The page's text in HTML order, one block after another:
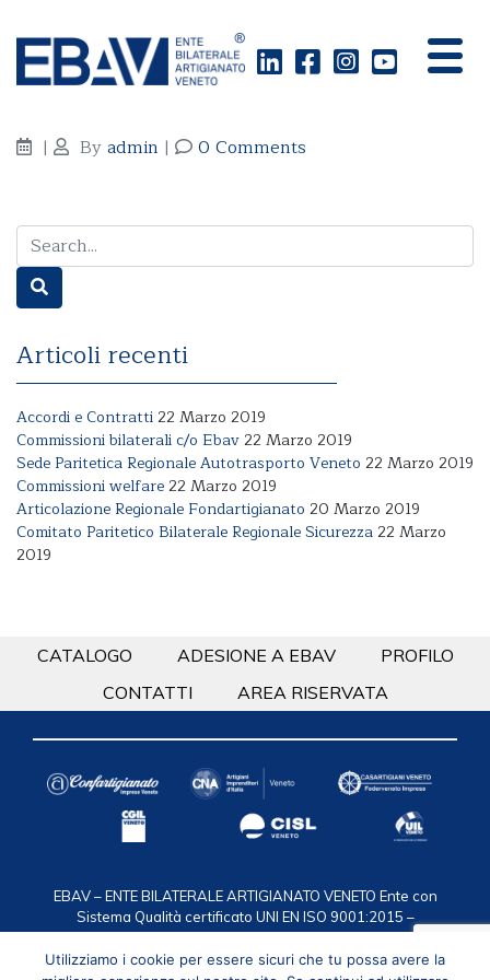
50% dei costi sostenuti
| Byadmin | 0 Comments
Articoli recenti
Accordi e Contratti22 Marzo 2019
Commissioni bilaterali c/o Ebav22 Marzo 2019
Sede Paritetica Regionale Autotrasporto Veneto 22 Marzo 2019
Commissioni welfare22 Marzo 2019
Articolazione Regionale Fondartigianato 20 Marzo 2019
Comitato Paritetico Bilaterale Regionale Sicurezza22 Marzo
2019
CATALOGO ADESIONE A EBAV
PROFILO
CONTATTI
AREA RISERVATA
EBAV – ENTE BILATERALE ARTIGIANATO VENETO Ente con
Sistema Qualità certificato UNI EN ISO 9001:2015 –
Certificazione n. 50 100 2119via F.lli Bandiera 35, 30175
Marghera VE / C.F. 94016950274 / T. 041.2584911 /
Utilizziamo i cookie per essere sicuri che tu possa avere la